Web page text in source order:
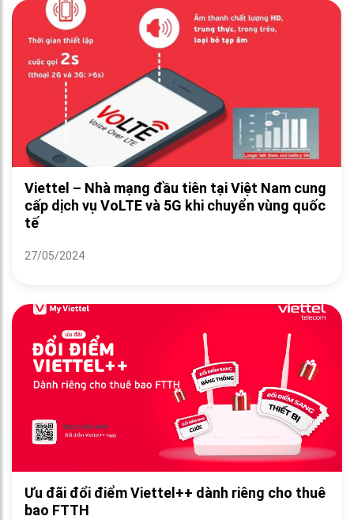
Viettel – Nhà mạng đầu tiên tại Việt Nam cung
cấp dịch vụ VoLTE và 5G khi chuyển vùng quốc
tế
27/05/2024
Ưu đãi đổi điểm Viettel++ dành riêng cho thuê
bao FTTH